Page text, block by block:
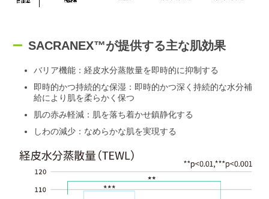
SACRANEX™が提供する主な肌効果
バリア機能：経皮水分蒸散量を即時的に抑制する
即時的かつ持続的な保湿：即時的かつ深く持続的な水分補
給により肌を柔らかく保つ
肌の赤み軽減：肌を落ち着かせ鎮静化する
しわの減少：なめらかな肌を実現する